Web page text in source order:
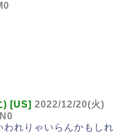
) [US] 2022/12/20(火)
れりゃいらんかもしれ